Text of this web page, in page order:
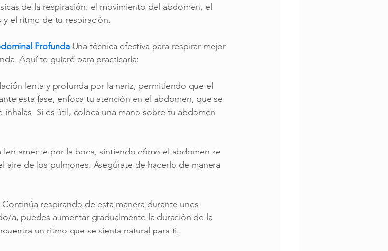
de la respiración: el movimiento del abdomen, el
y el ritmo de tu respiración.
Profunda Una técnica efectiva para respirar mejor
Aquí te guiaré para practicarla:
lenta y profunda por la nariz, permitiendo que el
esta fase, enfoca tu atención en el abdomen, que se
Si es útil, coloca una mano sobre tu abdomen
lentamente por la boca, sintiendo cómo el abdomen se
aire de los pulmones. Asegúrate de hacerlo de manera
Continúa respirando de esta manera durante unos
a, puedes aumentar gradualmente la duración de la
un ritmo que se sienta natural para ti.